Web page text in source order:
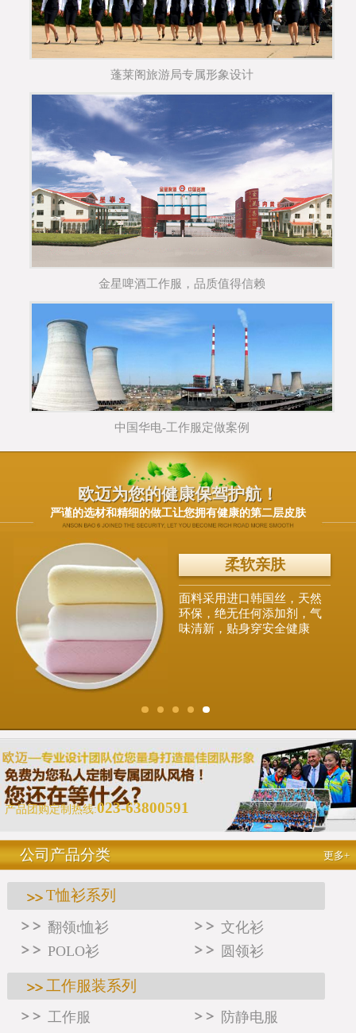
蓬莱阁旅游局专属形象设计
金星啤酒工作服，品质值得信赖
中国华电-工作服定做案例
欧迈为您的健康保驾护航！
严谨的选材和精细的做工让您拥有健康的第二层皮肤
柔软亲肤
面料采用进口韩国丝，天然
环保，绝无任何添加剂，气
味清新，贴身穿安全健康
产品团购定制热线:023-63800591
更多+
公司产品分类
T恤衫系列
翻领t恤衫
文化衫
POLO衫
圆领衫
工作服装系列
工作服
防静电服